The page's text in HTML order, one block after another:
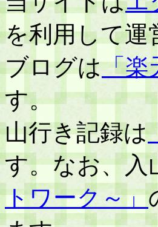
を利用して運
ブログは「楽
す。
山行き記録は
す。なお、入
トワーク～」